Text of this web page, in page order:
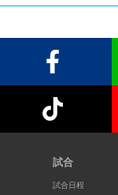
試合
試合日程